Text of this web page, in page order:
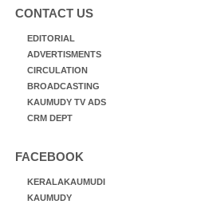
CONTACT US
EDITORIAL
ADVERTISMENTS
CIRCULATION
BROADCASTING
KAUMUDY TV ADS
CRM DEPT
FACEBOOK
KERALAKAUMUDI
KAUMUDY